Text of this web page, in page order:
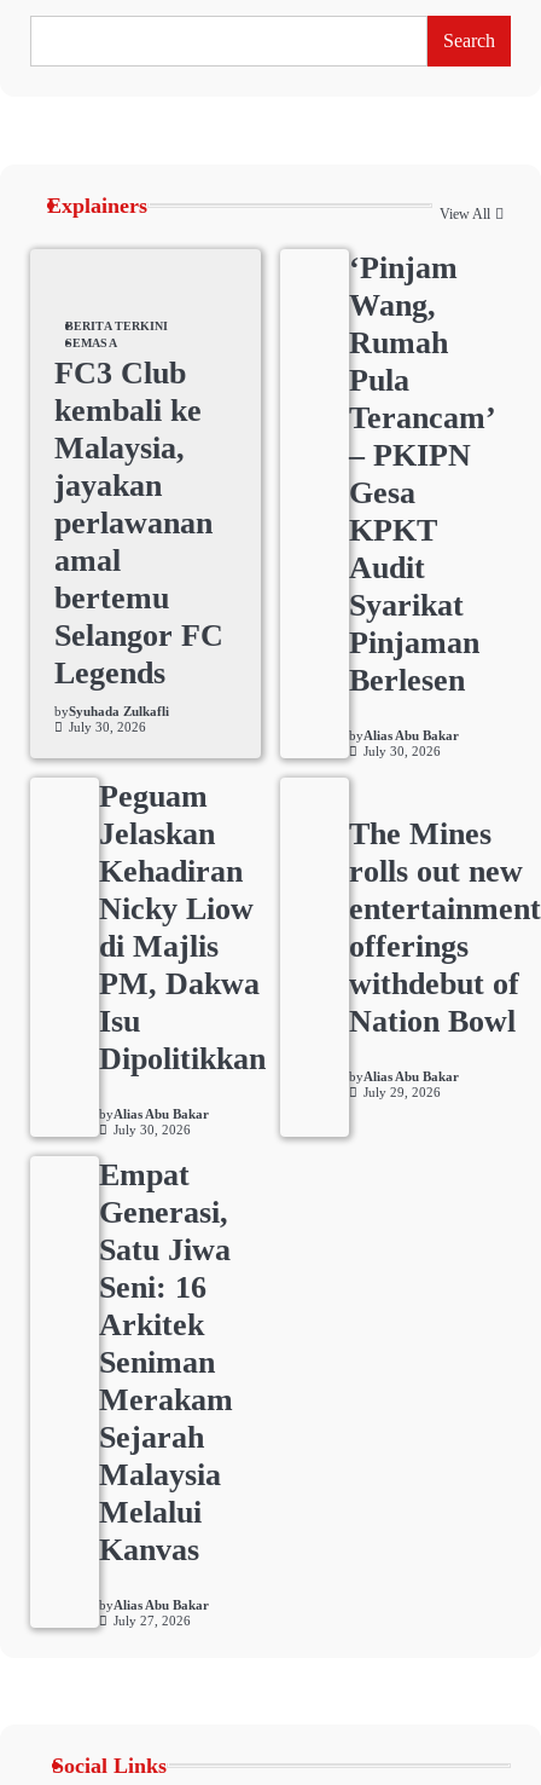
Search
Explainers View All
BERITA TERKINI
SEMASA
FC3 Club
kembali ke
Malaysia,
jayakan
perlawanan
amal
bertemu
Selangor FC
Legends
bySyuhada Zulkafli
July 30, 2026
‘Pinjam
Wang,
Rumah
Pula
Terancam’
– PKIPN
Gesa
KPKT
Audit
Syarikat
Pinjaman
Berlesen
byAlias Abu Bakar
July 30, 2026
Peguam
Jelaskan
Kehadiran
Nicky Liow
di Majlis
PM, Dakwa
Isu
Dipolitikkan
byAlias Abu Bakar
July 30, 2026
The Mines
rolls out new
entertainment
offerings
withdebut of
Nation Bowl
byAlias Abu Bakar
July 29, 2026
Empat
Generasi,
Satu Jiwa
Seni: 16
Arkitek
Seniman
Merakam
Sejarah
Malaysia
Melalui
Kanvas
byAlias Abu Bakar
July 27, 2026
Social Links